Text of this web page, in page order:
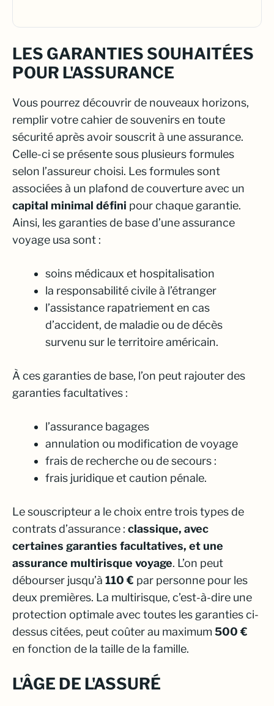
LES GARANTIES SOUHAITÉES
POUR L'ASSURANCE
Vous pourrez découvrir de nouveaux horizons,
remplir votre cahier de souvenirs en toute
sécurité après avoir souscrit à une assurance.
Celle-ci se présente sous plusieurs formules
selon l’assureur choisi. Les formules sont
associées à un plafond de couverture avec un
capital minimal défini pour chaque garantie.
Ainsi, les garanties de base d’une assurance
voyage usa sont :
soins médicaux et hospitalisation
la responsabilité civile à l’étranger
l’assistance rapatriement en cas
d’accident, de maladie ou de décès
survenu sur le territoire américain.
À ces garanties de base, l’on peut rajouter des
garanties facultatives :
l’assurance bagages
annulation ou modification de voyage
frais de recherche ou de secours :
frais juridique et caution pénale.
Le souscripteur a le choix entre trois types de
contrats d’assurance : classique, avec
certaines garanties facultatives, et une
assurance multirisque voyage. L’on peut
débourser jusqu’à 110 € par personne pour les
deux premières. La multirisque, c’est-à-dire une
protection optimale avec toutes les garanties ci-
dessus citées, peut coûter au maximum 500 €
en fonction de la taille de la famille.
L'ÂGE DE L'ASSURÉ